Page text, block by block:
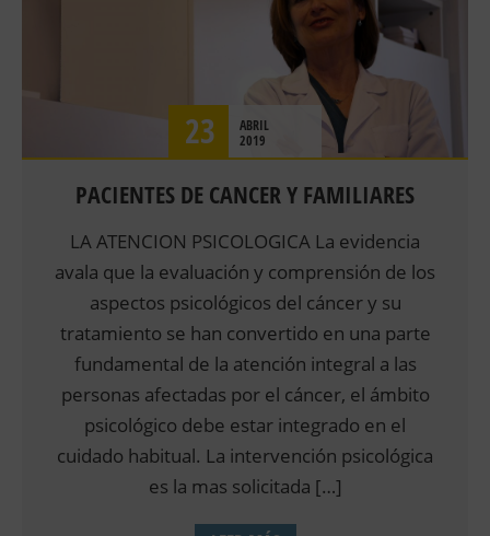
23
ABRIL
2019
PACIENTES DE CANCER Y FAMILIARES
LA ATENCION PSICOLOGICA La evidencia
avala que la evaluación y comprensión de los
aspectos psicológicos del cáncer y su
tratamiento se han convertido en una parte
fundamental de la atención integral a las
personas afectadas por el cáncer, el ámbito
psicológico debe estar integrado en el
cuidado habitual. La intervención psicológica
es la mas solicitada […]